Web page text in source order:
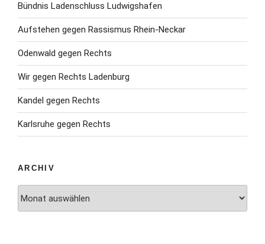
Bündnis Ladenschluss Ludwigshafen
Aufstehen gegen Rassismus Rhein-Neckar
Odenwald gegen Rechts
Wir gegen Rechts Ladenburg
Kandel gegen Rechts
Karlsruhe gegen Rechts
ARCHIV